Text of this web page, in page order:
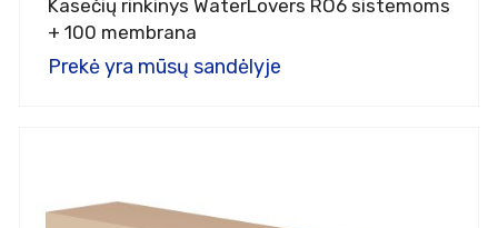
Kasečių rinkinys WaterLovers RO6 sistemoms
+ 100 membrana
Prekė yra mūsų sandėlyje